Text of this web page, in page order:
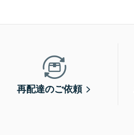
再配達のご依頼